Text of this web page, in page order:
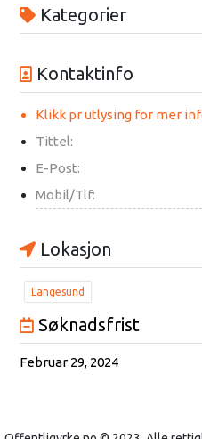
Kategorier
Kontaktinfo
Klikk pr utlysing for mer
Tittel:
E-Post:
Mobil/Tlf:
Lokasjon
Langesund
Søknadsfrist
Februar 29, 2024